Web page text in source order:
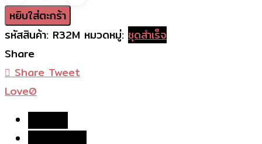
ชุด
ใหญ่
สี
ลายไม้
6
หยิบใส่ตะกร้า
รหัสสินค้า: R32M หมวดหมู่: ชุดสำเร็จ
Share
Share Tweet
Love0